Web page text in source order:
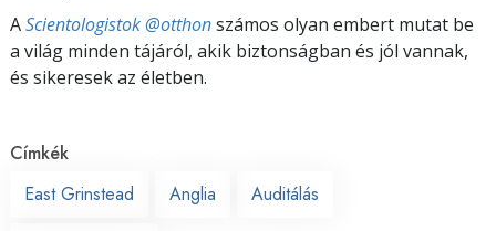
AScientologistok @otthonszámos olyan embert mutat be
a világ minden tájáról, akik biztonságban és jól vannak,
és sikeresek az életben.
Címkék
East Grinstead
Anglia Auditálás